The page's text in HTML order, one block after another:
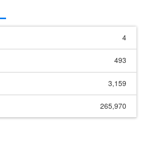
4
493
3,159
265,970